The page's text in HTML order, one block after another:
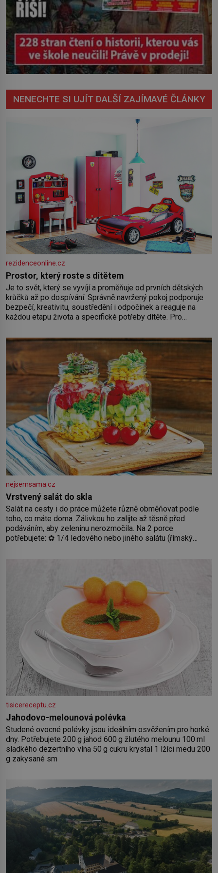
NENECHTE SI UJÍT DALŠÍ ZAJÍMAVÉ ČLÁNKY
rezidenceonline.cz
Prostor, který roste s dítětem
Je to svět, který se vyvíjí a proměňuje od prvních dětských
krůčků až po dospívání. Správně navržený pokoj podporuje
bezpečí, kreativitu, soustředění i odpočinek a reaguje na
každou etapu života a specifické potřeby dítěte. Pro
by pokoj miminka měl působit především klidně a útulně.
nejsemsama.cz
Vrstvený salát do skla
Salát na cesty i do práce můžete různě obměňovat podle
toho, co máte doma. Zálivkou ho zalijte až těsně před
podáváním, aby zeleninu nerozmočila. Na 2 porce
potřebujete: ✿ 1/4 ledového nebo jiného salátu (římský
2 rajčata Zálivka: ✿ 4 lžíce olivového oleje ✿ 1 lžíci citronové
tisicereceptu.cz
Jahodovo-melounová polévka
Studené ovocné polévky jsou ideálním osvěžením pro horké
dny. Potřebujete 200 g jahod 600 g žlutého melounu 100 ml
sladkého dezertního vína 50 g cukru krystal 1 lžíci medu 200
g zakysané sm